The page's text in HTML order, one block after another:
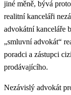
jiné měně, bývá
realitní kanceláři
advokátní kanceláře
„smluvní advokát“
poradci a zástupci
prodávajícího.
Nezávislý advokát